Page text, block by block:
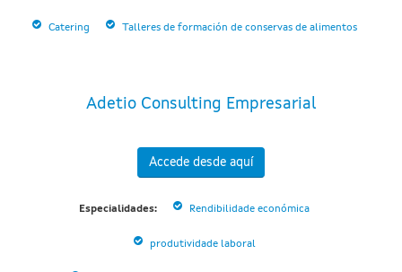
Catering Talleres de formación de conservas de alimentos
Adetio Consulting Empresarial
Accede desde aquí
Especialidades: Rendibilidade económica
produtividade laboral